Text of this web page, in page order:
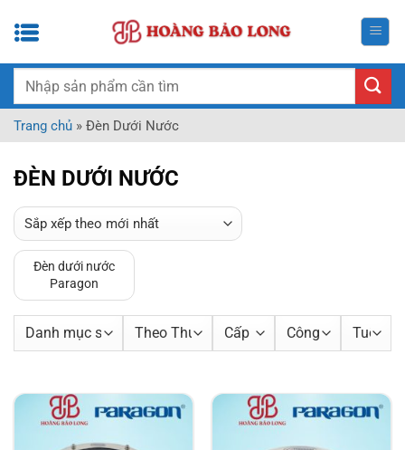
qua
dung
Tìm
Trang chủ » Đèn Dưới Nước
ĐÈN DƯỚI NƯỚC
Đèn dưới nước
Paragon